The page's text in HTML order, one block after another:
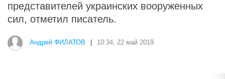
представителей украинских вооруженных
сил, отметил писатель.
Андрей ФИЛАТОВ 10:34, 22 май 2019